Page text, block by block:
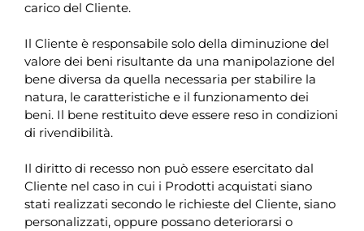
carico del Cliente.
Il Cliente è responsabile solo della diminuzione del
valore dei beni risultante da una manipolazione del
bene diversa da quella necessaria per stabilire la
natura, le caratteristiche e il funzionamento dei
beni. Il bene restituito deve essere reso in condizioni
di rivendibilità.
Il diritto di recesso non può essere esercitato dal
Cliente nel caso in cui i Prodotti acquistati siano
stati realizzati secondo le richieste del Cliente, siano
personalizzati, oppure possano deteriorarsi o